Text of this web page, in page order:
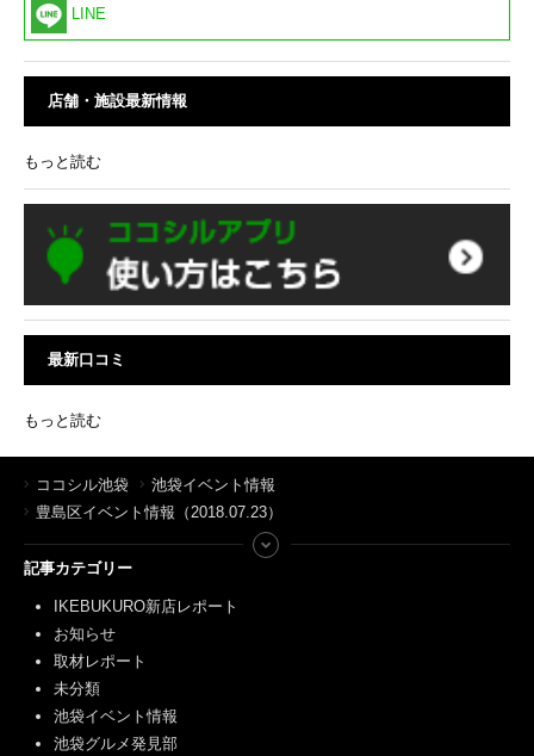
LINE
店舗・施設最新情報
もっと読む
最新口コミ
もっと読む
ココシル池袋
池袋イベント情報
豊島区イベント情報（2018.07.23）
記事カテゴリー
IKEBUKURO新店レポート
お知らせ
取材レポート
未分類
池袋イベント情報
池袋グルメ発見部